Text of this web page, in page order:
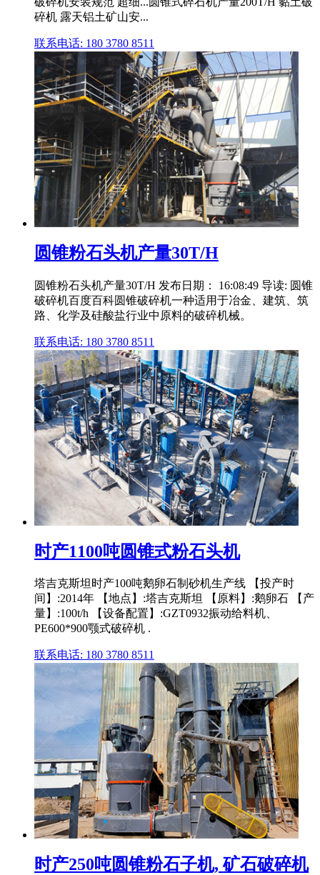
碎机 露天铝土矿山安...
联系电话: 180 3780 8511
圆锥粉石头机产量30T/H
圆锥粉石头机产量30T/H 发布日期： 16:08:49 导读: 圆锥
破碎机百度百科圆锥破碎机一种适用于冶金、建筑、筑
路、化学及硅酸盐行业中原料的破碎机械。
联系电话: 180 3780 8511
时产1100吨圆锥式粉石头机
塔吉克斯坦时产100吨鹅卵石制砂机生产线 【投产时
间】:2014年 【地点】:塔吉克斯坦 【原料】:鹅卵石 【产
量】:100t/h 【设备配置】:GZT0932振动给料机、
PE600*900颚式破碎机 .
联系电话: 180 3780 8511
时产250吨圆锥粉石子机, 矿石破碎机